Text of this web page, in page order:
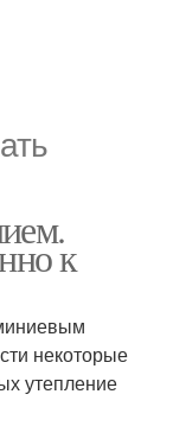
к
некоторые
утепление